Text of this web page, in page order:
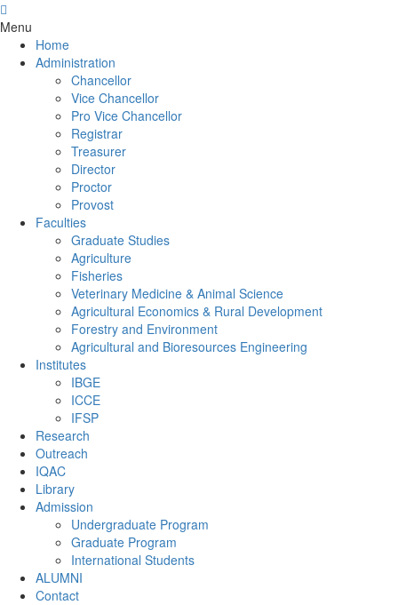
Menu
Home
Administration
Chancellor
Vice Chancellor
Pro Vice Chancellor
Registrar
Treasurer
Director
Proctor
Provost
Faculties
Graduate Studies
Agriculture
Fisheries
Veterinary Medicine & Animal Science
Agricultural Economics & Rural Development
Forestry and Environment
Agricultural and Bioresources Engineering
Institutes
IBGE
ICCE
IFSP
Research
Outreach
IQAC
Library
Admission
Undergraduate Program
Graduate Program
International Students
ALUMNI
Contact